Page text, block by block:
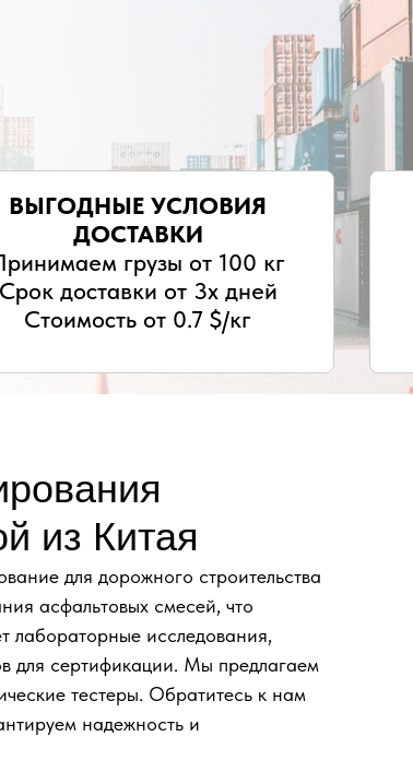
ВЫГОДНЫЕ УСЛОВИЯ
ДОСТАВКИ
грузы от 100 кг
Срок доставки от 3х дней
Стоимость от 0.7 $/кг
из Китая
для дорожного строительства
асфальтовых смесей, что
лабораторные исследования,
для сертификации. Мы предлагаем
тестеры. Обратитесь к нам
надежность и